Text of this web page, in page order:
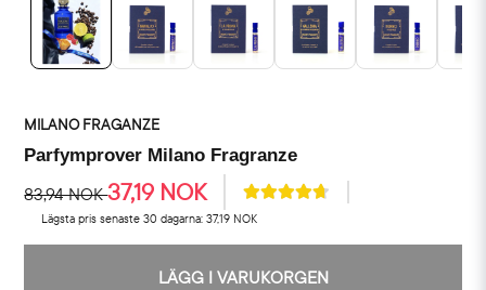
MILANO FRAGANZE
Parfymprover Milano Fragranze
83,94 NOK37,19 NOK
Lägsta pris senaste 30 dagarna:37,19 NOK
LÄGG I VARUKORGEN